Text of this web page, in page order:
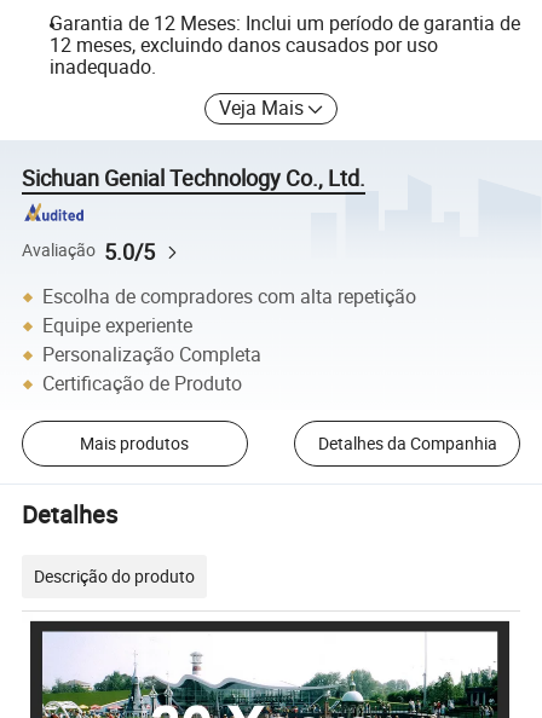
Garantia de 12 Meses: Inclui um período de garantia de
12 meses, excluindo danos causados por uso
inadequado.
Veja Mais
Sichuan Genial Technology Co., Ltd.
Avaliação 5.0/5
Escolha de compradores com alta repetição
Equipe experiente
Personalização Completa
Certificação de Produto
Mais produtos Detalhes da Companhia
Detalhes
Descrição do produto